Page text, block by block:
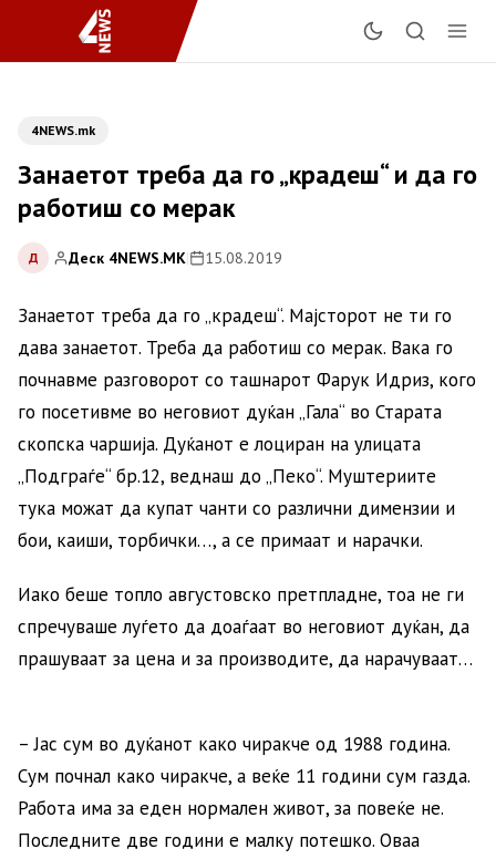
4NEWS.mk
Занаетот треба да го „крадеш“ и да го
работиш со мерак
Д Деск 4NEWS.MK| 15.08.2019
Занаетот треба да го „крадеш“. Мајсторот не ти го
дава занаетот. Треба да работиш со мерак. Вака го
почнавме разговорот со ташнарот Фарук Идриз, кого
го посетивме во неговиот дуќан „Гала“ во Старата
скопска чаршија. Дуќанот е лоциран на улицата
„Подграѓе“ бр.12, веднаш до „Пеко“. Муштериите
тука можат да купат чанти со различни димензии и
бои, каиши, торбички…, а се примаат и нарачки.
Иако беше топло августовско претпладне, тоа не ги
спречуваше луѓето да доаѓаат во неговиот дуќан, да
прашуваат за цена и за производите, да нарачуваат…
– Јас сум во дуќанот како чиракче од 1988 година.
Сум почнал како чиракче, а веќе 11 години сум газда.
Работа има за еден нормален живот, за повеќе не.
Последните две години е малку потешко. Оваа